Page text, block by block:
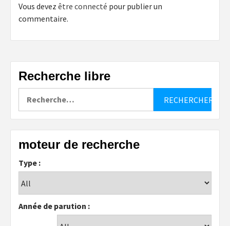
Vous devez être connecté pour publier un
commentaire.
Recherche libre
moteur de recherche
Type :
Année de parution :